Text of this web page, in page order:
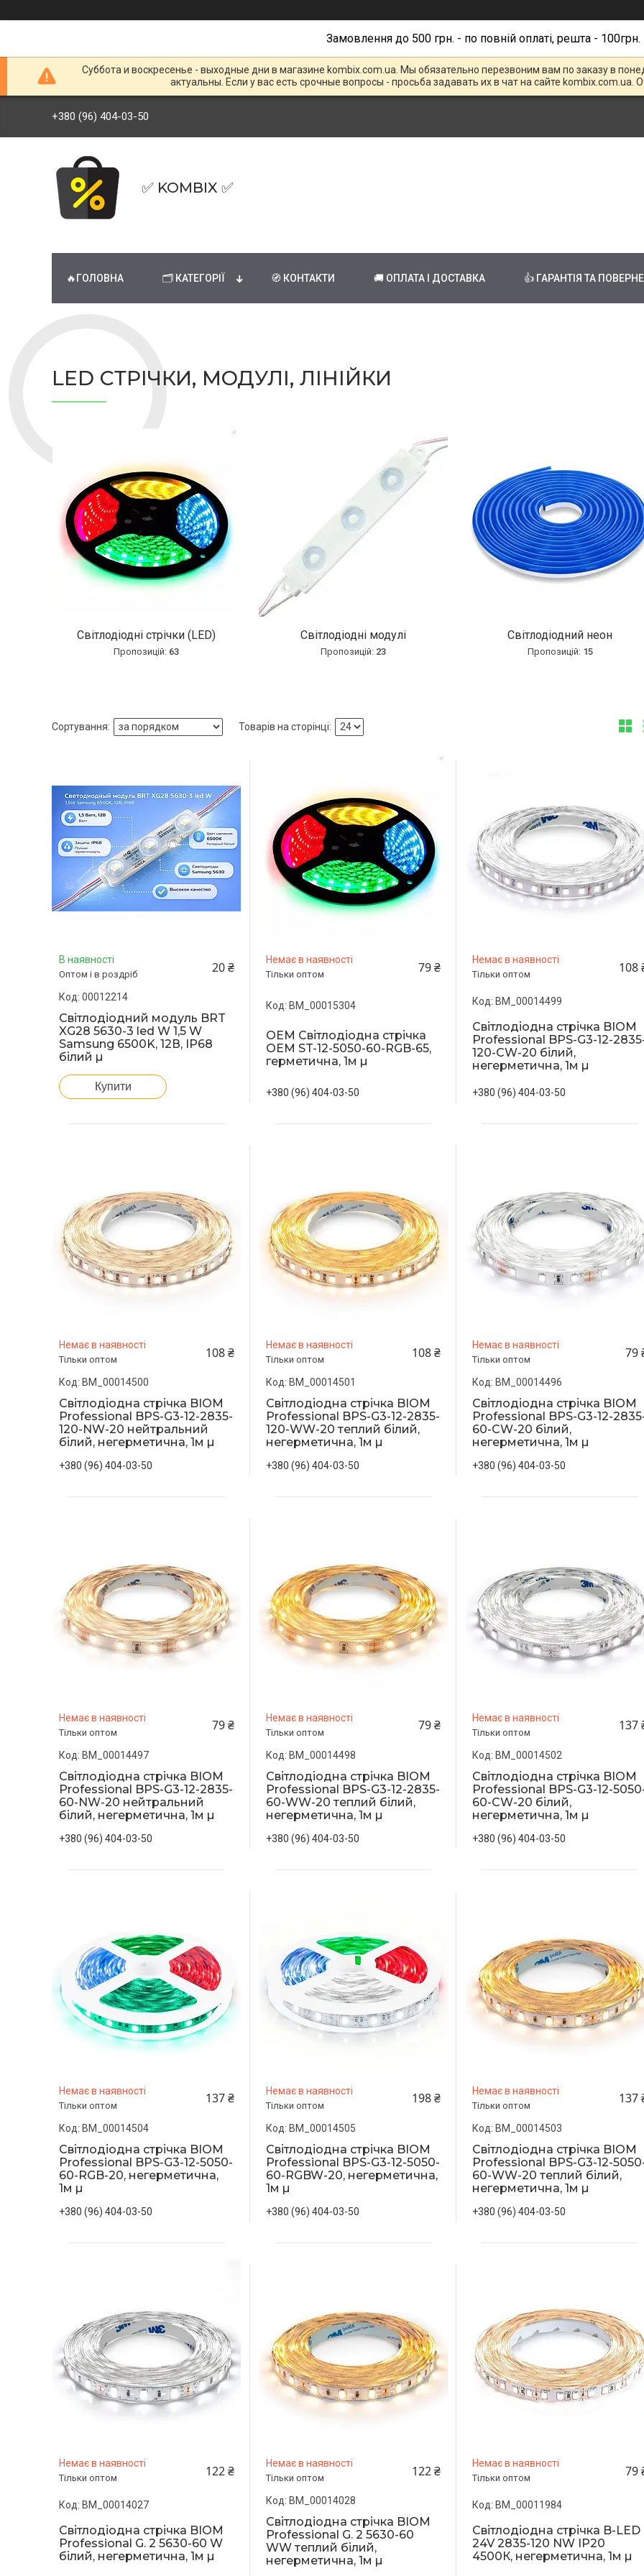
Замовлення до 500 грн. - по повній оплаті, решта - 100грн.
Суббота и воскресенье - выходные дни в магазине kombix.com.ua. Мы обязательно перезвоним вам по заказу в
актуальны. Если у вас есть срочные вопросы - просьба задавать их в чат на сайте kombix.com.ua.
+380 (96) 404-03-50
✅ KOMBIX ✅
🔥ГОЛОВНА 🗂 КАТЕГОРІЇ 🧭 КОНТАКТИ 🚚 ОПЛАТА І ДОСТАВКА 👍 ГАРАНТІЯ ТА
LED СТРІЧКИ, МОДУЛІ, ЛІНІЙКИ
Світлодіодні стрічки (LED)
63
Світлодіодні модулі
23
Світлодіодний неон
15
В наявності
Оптом і в роздріб 20 ₴
00012214
Світлодіодний модуль BRT
XG28 5630-3 led W 1,5 W
Samsung 6500K, 12В, IP68
білий µ
Купити
Немає в наявності
Тільки оптом 79 ₴
BM_00015304
OEM Світлодіодна стрічка
OEM ST-12-5050-60-RGB-65,
герметична, 1м µ
+380 (96) 404-03-50
Немає в наявності
Тільки оптом 108
BM_00014499
Світлодіодна стрічка BIOM
Professional BPS-G3-12-
120-CW-20 білий,
негерметична, 1м µ
+380 (96) 404-03-50
Немає в наявності
Тільки оптом 108 ₴
BM_00014500
Світлодіодна стрічка BIOM
Professional BPS-G3-12-2835-
120-NW-20 нейтральний
білий, негерметична, 1м µ
+380 (96) 404-03-50
Немає в наявності
Тільки оптом 108 ₴
BM_00014501
Світлодіодна стрічка BIOM
Professional BPS-G3-12-2835-
120-WW-20 теплий білий,
негерметична, 1м µ
+380 (96) 404-03-50
Немає в наявності
Тільки оптом 79
BM_00014496
Світлодіодна стрічка BIOM
Professional BPS-G3-12-
60-CW-20 білий,
негерметична, 1м µ
+380 (96) 404-03-50
Немає в наявності
Тільки оптом 79 ₴
BM_00014497
Світлодіодна стрічка BIOM
Professional BPS-G3-12-2835-
60-NW-20 нейтральний
білий, негерметична, 1м µ
+380 (96) 404-03-50
Немає в наявності
Тільки оптом 79 ₴
BM_00014498
Світлодіодна стрічка BIOM
Professional BPS-G3-12-2835-
60-WW-20 теплий білий,
негерметична, 1м µ
+380 (96) 404-03-50
Немає в наявності
Тільки оптом 137
BM_00014502
Світлодіодна стрічка BIOM
Professional BPS-G3-12-
60-CW-20 білий,
негерметична, 1м µ
+380 (96) 404-03-50
Немає в наявності
Тільки оптом 137 ₴
BM_00014504
Світлодіодна стрічка BIOM
Professional BPS-G3-12-5050-
60-RGB-20, негерметична,
1м µ
+380 (96) 404-03-50
Немає в наявності
Тільки оптом 198 ₴
BM_00014505
Світлодіодна стрічка BIOM
Professional BPS-G3-12-5050-
60-RGBW-20, негерметична,
1м µ
+380 (96) 404-03-50
Немає в наявності
Тільки оптом 137
BM_00014503
Світлодіодна стрічка BIOM
Professional BPS-G3-12-
60-WW-20 теплий білий,
негерметична, 1м µ
+380 (96) 404-03-50
Немає в наявності
Тільки оптом 122 ₴
BM_00014027
Світлодіодна стрічка BIOM
Professional G. 2 5630-60 W
білий, негерметична, 1м µ
Немає в наявності
Тільки оптом 122 ₴
BM_00014028
Світлодіодна стрічка BIOM
Professional G. 2 5630-60
WW теплий білий,
негерметична, 1м µ
Немає в наявності
Тільки оптом 79
BM_00011984
Світлодіодна стрічка B-LED
24V 2835-120 NW IP20
4500К, негерметична, 1м µ